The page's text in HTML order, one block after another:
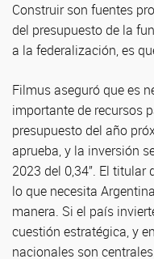
Construir son fuentes
del presupuesto de la
a la federalización, es
Filmus aseguró que es
importante de recursos
presupuesto del año
aprueba, y la inversión
2023 del 0,34”. El titular
lo que necesita
manera. Si el país
cuestión estratégica, y
nacionales son